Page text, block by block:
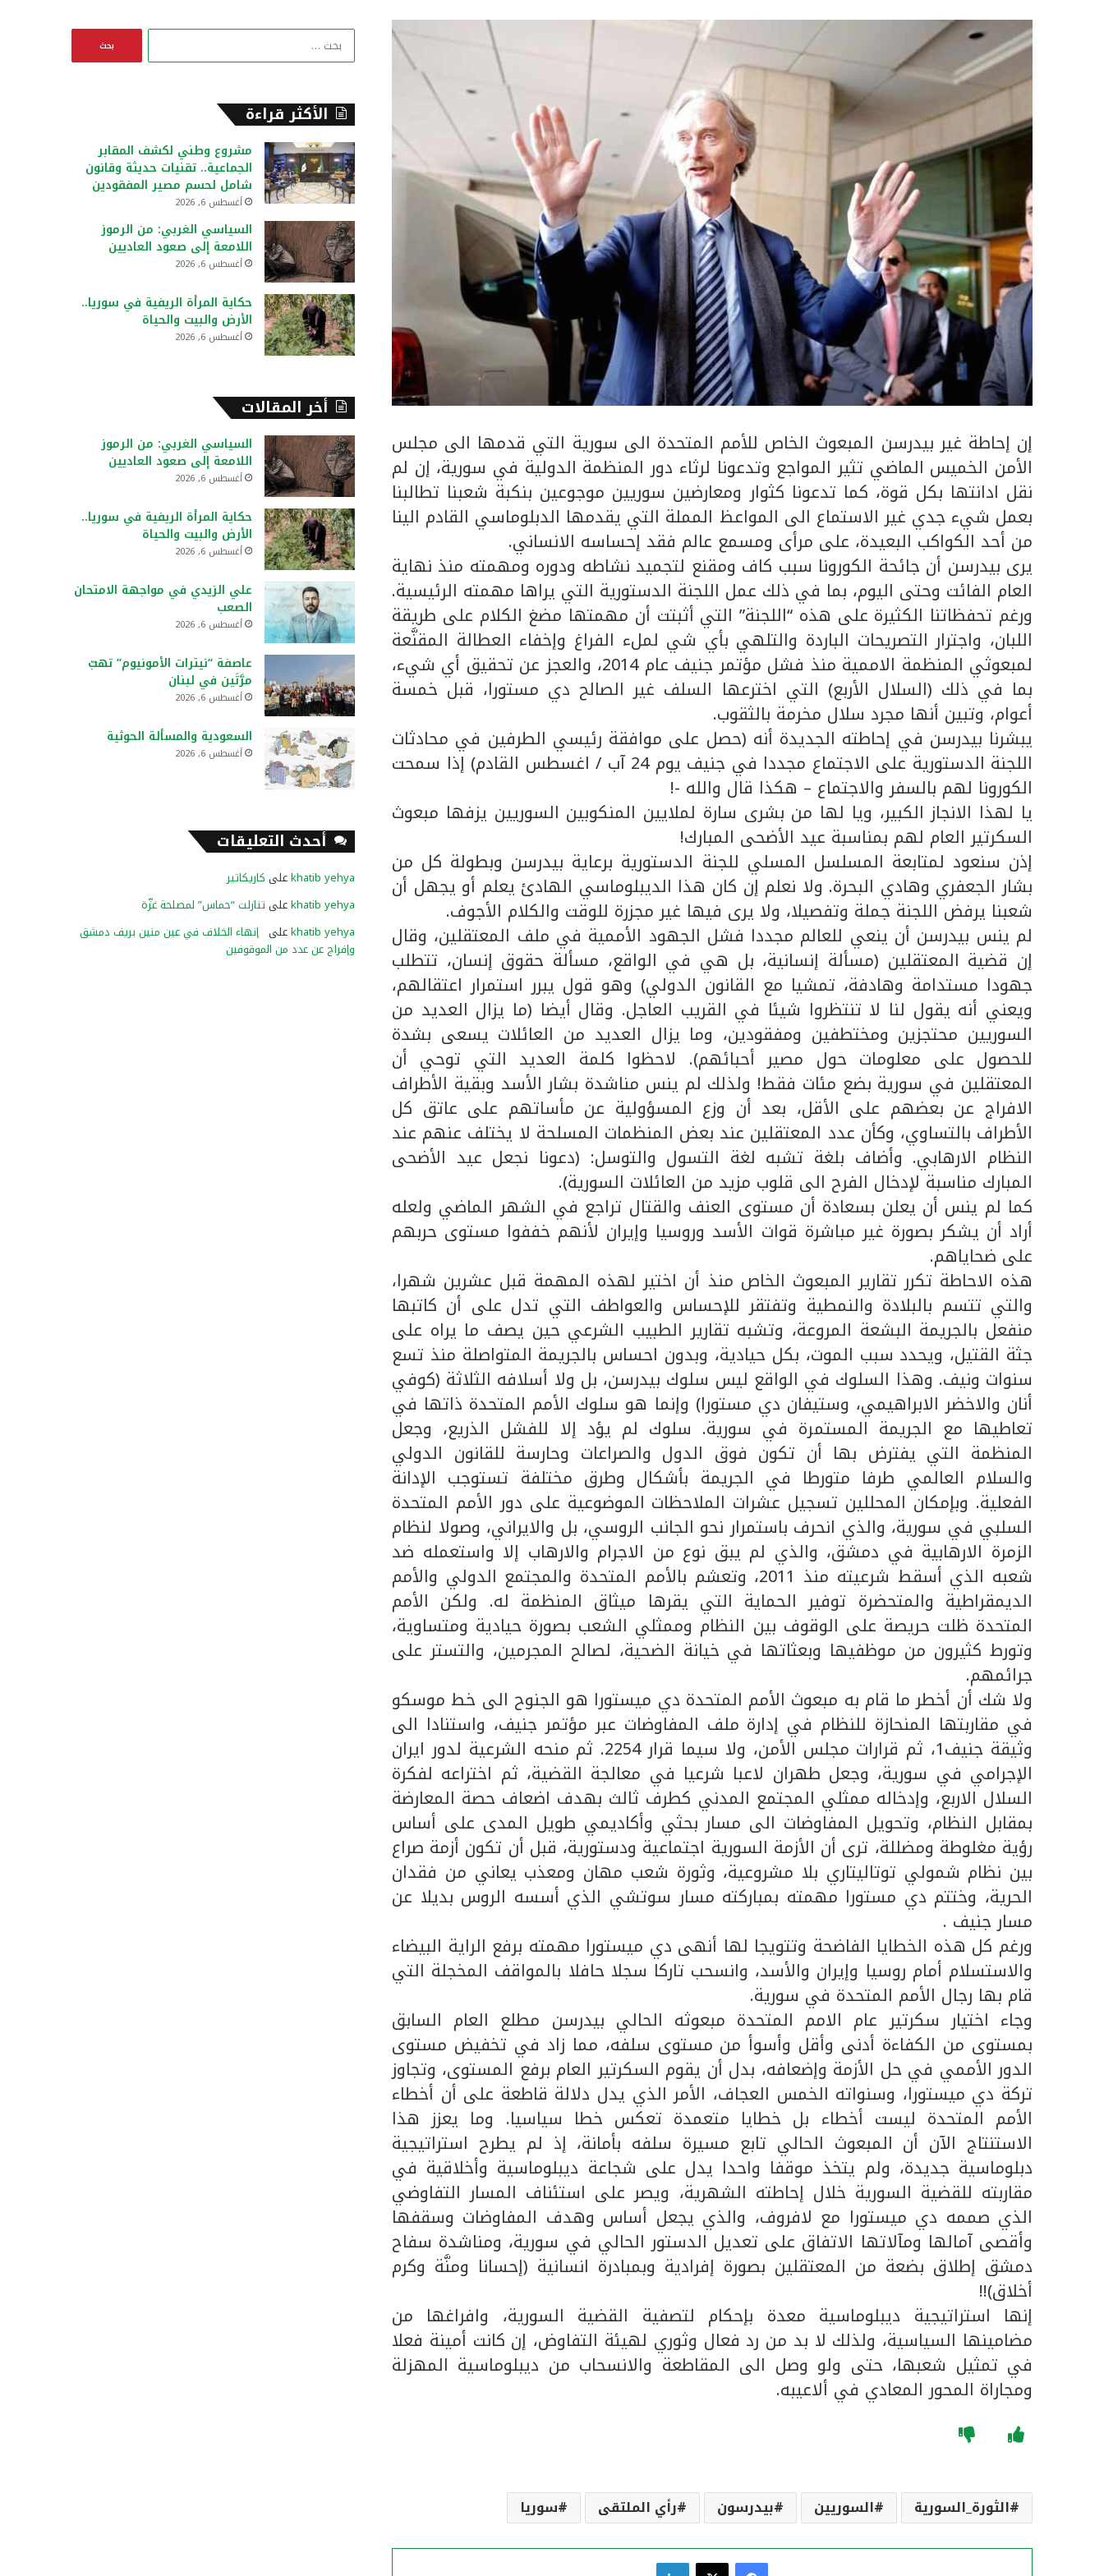
إن إحاطة غير بيدرسن المبعوث الخاص للأمم المتحدة الى سورية التي قدمها الى مجلس
الأمن الخميس الماضي تثير المواجع وتدعونا لرثاء دور المنظمة الدولية في سورية، إن لم
نقل ادانتها بكل قوة، كما تدعونا كثوار ومعارضين سوريين موجوعين بنكبة شعبنا تطالبنا
بعمل شيء جدي غير الاستماع الى المواعظ المملة التي يقدمها الدبلوماسي القادم الينا
من أحد الكواكب البعيدة، على مرأى ومسمع عالم فقد إحساسه الانساني.
يرى بيدرسن أن جائحة الكورونا سبب كاف ومقنع لتجميد نشاطه ودوره ومهمته منذ نهاية
العام الفائت وحتى اليوم، بما في ذلك عمل اللجنة الدستورية التي يراها مهمته الرئيسية.
ورغم تحفظاتنا الكثيرة على هذه “اللجنة” التي أثبتت أن مهمتها مضغ الكلام على طريقة
اللبان، واجترار التصريحات الباردة والتلهي بأي شي لملء الفراغ وإخفاء العطالة المقنَّعة
لمبعوثي المنظمة الاممية منذ فشل مؤتمر جنيف عام 2014، والعجز عن تحقيق أي شيء،
بما في ذلك (السلال الأربع) التي اخترعها السلف غير الصالح دي مستورا، قبل خمسة
أعوام، وتبين أنها مجرد سلال مخرمة بالثقوب.
يبشرنا بيدرسن في إحاطته الجديدة أنه (حصل على موافقة رئيسي الطرفين في محادثات
اللجنة الدستورية على الاجتماع مجددا في جنيف يوم 24 آب / اغسطس القادم) إذا سمحت
الكورونا لهم بالسفر والاجتماع – هكذا قال والله -!
يا لهذا الانجاز الكبير، ويا لها من بشرى سارة لملايين المنكوبين السوريين يزفها مبعوث
السكرتير العام لهم بمناسبة عيد الأضحى المبارك!
إذن سنعود لمتابعة المسلسل المسلي للجنة الدستورية برعاية بيدرسن وبطولة كل من
بشار الجعفري وهادي البحرة. ولا نعلم إن كان هذا الديبلوماسي الهادئ يعلم أو يجهل أن
شعبنا يرفض اللجنة جملة وتفصيلا، ولا يرى فيها غير مجزرة للوقت والكلام الأجوف.
لم ينس بيدرسن أن ينعي للعالم مجددا فشل الجهود الأممية في ملف المعتقلين، وقال
إن قضية المعتقلين (مسألة إنسانية، بل هي في الواقع، مسألة حقوق إنسان، تتطلب
جهودا مستدامة وهادفة، تمشيا مع القانون الدولي) وهو قول يبرر استمرار اعتقالهم،
ويعني أنه يقول لنا لا تنتظروا شيئا في القريب العاجل. وقال أيضا (ما يزال العديد من
السوريين محتجزين ومختطفين ومفقودين، وما يزال العديد من العائلات يسعى بشدة
للحصول على معلومات حول مصير أحبائهم). لاحظوا كلمة العديد التي توحي أن
المعتقلين في سورية بضع مئات فقط! ولذلك لم ينس مناشدة بشار الأسد وبقية الأطراف
الافراج عن بعضهم على الأقل، بعد أن وزع المسؤولية عن مأساتهم على عاتق كل
الأطراف بالتساوي، وكأن عدد المعتقلين عند بعض المنظمات المسلحة لا يختلف عنهم عند
النظام الارهابي. وأضاف بلغة تشبه لغة التسول والتوسل: (دعونا نجعل عيد الأضحى
المبارك مناسبة لإدخال الفرح الى قلوب مزيد من العائلات السورية).
كما لم ينس أن يعلن بسعادة أن مستوى العنف والقتال تراجع في الشهر الماضي ولعله
أراد أن يشكر بصورة غير مباشرة قوات الأسد وروسيا وإيران لأنهم خففوا مستوى حربهم
على ضحاياهم.
هذه الاحاطة تكرر تقارير المبعوث الخاص منذ أن اختير لهذه المهمة قبل عشرين شهرا،
والتي تتسم بالبلادة والنمطية وتفتقر للإحساس والعواطف التي تدل على أن كاتبها
منفعل بالجريمة البشعة المروعة، وتشبه تقارير الطبيب الشرعي حين يصف ما يراه على
جثة القتيل، ويحدد سبب الموت، بكل حيادية، وبدون احساس بالجريمة المتواصلة منذ تسع
سنوات ونيف. وهذا السلوك في الواقع ليس سلوك بيدرسن، بل ولا أسلافه الثلاثة (كوفي
أنان والاخضر الابراهيمي، وستيفان دي مستورا) وإنما هو سلوك الأمم المتحدة ذاتها في
تعاطيها مع الجريمة المستمرة في سورية. سلوك لم يؤد إلا للفشل الذريع، وجعل
المنظمة التي يفترض بها أن تكون فوق الدول والصراعات وحارسة للقانون الدولي
والسلام العالمي طرفا متورطا في الجريمة بأشكال وطرق مختلفة تستوجب الإدانة
الفعلية. وبإمكان المحللين تسجيل عشرات الملاحظات الموضوعية على دور الأمم المتحدة
السلبي في سورية، والذي انحرف باستمرار نحو الجانب الروسي، بل والايراني، وصولا لنظام
الزمرة الارهابية في دمشق، والذي لم يبق نوع من الاجرام والارهاب إلا واستعمله ضد
شعبه الذي أسقط شرعيته منذ 2011، وتعشم بالأمم المتحدة والمجتمع الدولي والأمم
الديمقراطية والمتحضرة توفير الحماية التي يقرها ميثاق المنظمة له. ولكن الأمم
المتحدة ظلت حريصة على الوقوف بين النظام وممثلي الشعب بصورة حيادية ومتساوية،
وتورط كثيرون من موظفيها وبعثاتها في خيانة الضحية، لصالح المجرمين، والتستر على
جرائمهم.
ولا شك أن أخطر ما قام به مبعوث الأمم المتحدة دي ميستورا هو الجنوح الى خط موسكو
في مقاربتها المنحازة للنظام في إدارة ملف المفاوضات عبر مؤتمر جنيف، واستنادا الى
وثيقة جنيف1، ثم قرارات مجلس الأمن، ولا سيما قرار 2254. ثم منحه الشرعية لدور ايران
الإجرامي في سورية، وجعل طهران لاعبا شرعيا في معالجة القضية، ثم اختراعه لفكرة
السلال الاربع، وإدخاله ممثلي المجتمع المدني كطرف ثالث بهدف اضعاف حصة المعارضة
بمقابل النظام، وتحويل المفاوضات الى مسار بحثي وأكاديمي طويل المدى على أساس
رؤية مغلوطة ومضللة، ترى أن الأزمة السورية اجتماعية ودستورية، قبل أن تكون أزمة صراع
بين نظام شمولي توتاليتاري بلا مشروعية، وثورة شعب مهان ومعذب يعاني من فقدان
الحرية، وختتم دي مستورا مهمته بمباركته مسار سوتشي الذي أسسه الروس بديلا عن
مسار جنيف .
ورغم كل هذه الخطايا الفاضحة وتتويجا لها أنهى دي ميستورا مهمته برفع الراية البيضاء
والاستسلام أمام روسيا وإيران والأسد، وانسحب تاركا سجلا حافلا بالمواقف المخجلة التي
قام بها رجال الأمم المتحدة في سورية.
وجاء اختيار سكرتير عام الامم المتحدة مبعوثه الحالي بيدرسن مطلع العام السابق
بمستوى من الكفاءة أدنى وأقل وأسوأ من مستوى سلفه، مما زاد في تخفيض مستوى
الدور الأممي في حل الأزمة وإضعافه، بدل أن يقوم السكرتير العام برفع المستوى، وتجاوز
تركة دي ميستورا، وسنواته الخمس العجاف، الأمر الذي يدل دلالة قاطعة على أن أخطاء
الأمم المتحدة ليست أخطاء بل خطايا متعمدة تعكس خطا سياسيا. وما يعزز هذا
الاستنتاج الآن أن المبعوث الحالي تابع مسيرة سلفه بأمانة، إذ لم يطرح استراتيجية
دبلوماسية جديدة، ولم يتخذ موقفا واحدا يدل على شجاعة ديبلوماسية وأخلاقية في
مقاربته للقضية السورية خلال إحاطته الشهرية، ويصر على استئناف المسار التفاوضي
الذي صممه دي ميستورا مع لافروف، والذي يجعل أساس وهدف المفاوضات وسقفها
وأقصى آمالها ومآلاتها الاتفاق على تعديل الدستور الحالي في سورية، ومناشدة سفاح
دمشق إطلاق بضعة من المعتقلين بصورة إفرادية وبمبادرة انسانية (إحسانا ومنَّة وكرم
أخلاق)!!
إنها استراتيجية ديبلوماسية معدة بإحكام لتصفية القضية السورية، وافراغها من
مضامينها السياسية، ولذلك لا بد من رد فعال وثوري لهيئة التفاوض، إن كانت أمينة فعلا
في تمثيل شعبها، حتى ولو وصل الى المقاطعة والانسحاب من ديبلوماسية المهزلة
ومجاراة المحور المعادي في ألاعيبه.
الثورة_السورية السوريين بيدرسون رأي الملتقى سوريا
فيسبوك
ا
ن
:
الأكثر قراءة
مشروع وطني لكشف المقابر
الجماعية.. تقنيات حديثة وقانون
شامل لحسم مصير المفقودين
أغسطس 6, 2026
السياسي الغربي: من الرموز
اللامعة إلى صعود العاديين
أغسطس 6, 2026
حكاية المرأة الريفية في سوريا..
الأرض والبيت والحياة
أغسطس 6, 2026
أخر المقالات
السياسي الغربي: من الرموز
اللامعة إلى صعود العاديين
أغسطس 6, 2026
حكاية المرأة الريفية في سوريا..
الأرض والبيت والحياة
أغسطس 6, 2026
علي الزيدي في مواجهة الامتحان
الصعب
أغسطس 6, 2026
عاصفة “نيترات الأمونيوم” تهبّ
مرَّتَين في لبنان
أغسطس 6, 2026
السعودية والمسألة الحوثية
أغسطس 6, 2026
أحدث التعليقات
khatib yehyaعلى كاريكاتير
khatib yehyaعلى تنازلت “حماس” لمصلحة غزّة
khatib yehyaعلى إنهاء الخلاف في عين منين بريف دمشق
وإفراج عن عدد من الموقوفين